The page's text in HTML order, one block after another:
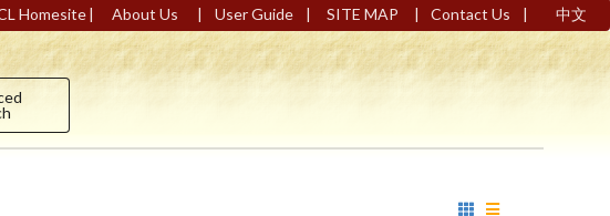
Homesite| About Us | User Guide | SITE MAP | Contact Us | 中文